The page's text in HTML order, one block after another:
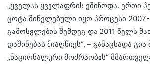
„ყველას ყველაფრის ეშინოდა. ერთი
ცოტა მინელებული იყო პროცესი
გამოსვლების შემდეგ და 2011 წელს
დაშინებას მიაღწიეს“, – განაცხადა გია
„ნაციონალური მოძრაობის“